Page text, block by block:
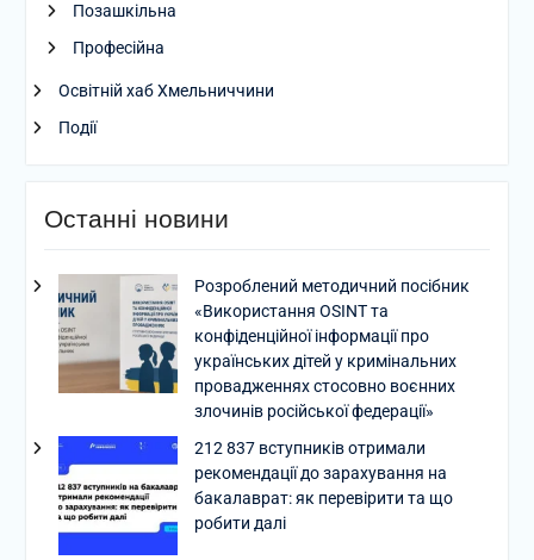
Позашкільна
Професійна
Освітній хаб Хмельниччини
Події
Останні новини
Розроблений методичний посібник
«Використання OSINT та
конфіденційної інформації про
українських дітей у кримінальних
провадженнях стосовно воєнних
злочинів російської федерації»
212 837 вступників отримали
рекомендації до зарахування на
бакалаврат: як перевірити та що
робити далі